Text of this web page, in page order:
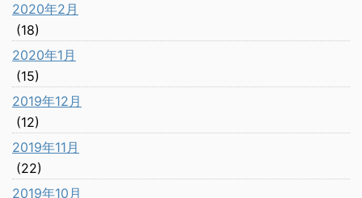
2020年2月
(18)
2020年1月
(15)
2019年12月
(12)
2019年11月
(22)
2019年10月